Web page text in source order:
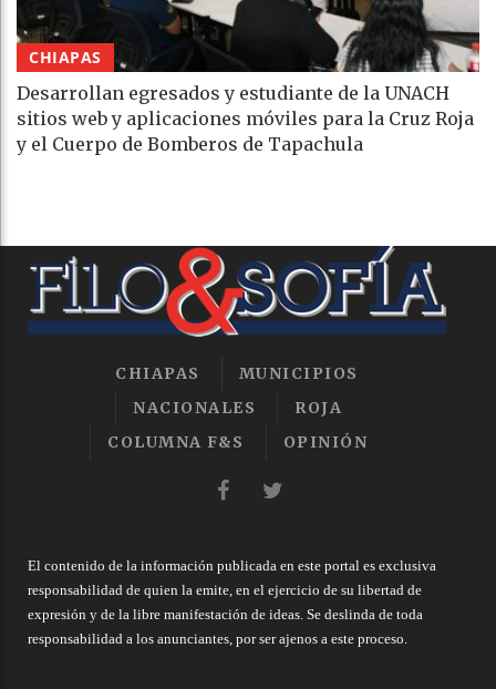
CHIAPAS
Desarrollan egresados y estudiante de la UNACH
sitios web y aplicaciones móviles para la Cruz Roja
y el Cuerpo de Bomberos de Tapachula
CHIAPAS
MUNICIPIOS
NACIONALES
ROJA
COLUMNA F&S
OPINIÓN
El contenido de la información publicada en este portal es exclusiva
responsabilidad de quien la emite, en el ejercicio de su libertad de
expresión y de la libre manifestación de ideas. Se deslinda de toda
responsabilidad a los anunciantes, por ser ajenos a este proceso.